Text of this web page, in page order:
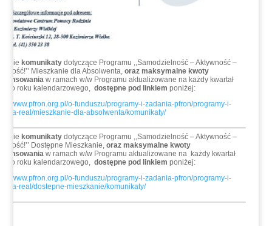
komunikatydotyczące Programu ,,Samodzielność – Aktywność –
Mieszkanie dla Absolwenta, oraz maksymalne kwoty
w ramach w/w Programu aktualizowane na każdy kwartał
roku kalendarzowego, dostępne pod linkiem poniżej:
www.pfron.org.pl/o-funduszu/programy-i-zadania-pfron/programy-i-
real/mieszkanie-dla-absolwenta/komunikaty/
komunikatydotyczące Programu ,,Samodzielność – Aktywność –
Dostępne Mieszkanie, oraz maksymalne kwoty
w ramach w/w Programu aktualizowane na każdy kwartał
roku kalendarzowego, dostępne pod linkiem poniżej:
www.pfron.org.pl/o-funduszu/programy-i-zadania-pfron/programy-i-
real/dostepne-mieszkanie/komunikaty/